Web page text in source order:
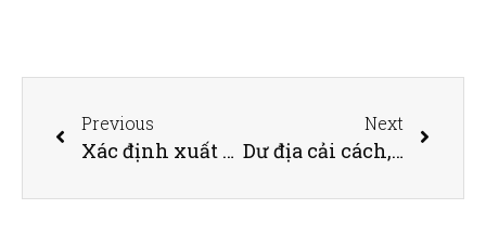
Previous
Xác định xuất xứ hàng hóa trong hợp đồng mua bán, những lưu ý cho doanh nghiệp
Next
Dư địa cải cách, gỡ bỏ gánh nặng cho doanh nghiệp còn lớn